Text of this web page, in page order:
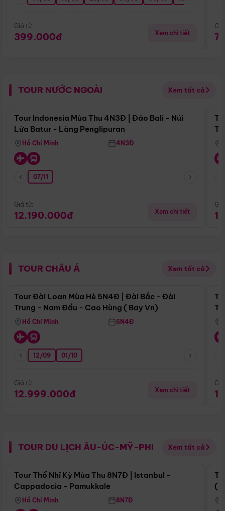
Giá từ:
399.000đ Xem chi tiết
TOUR NƯỚC NGOÀI Xem tất cả
Điểm nổi bật
Tour Indonesia Mùa Thu 4N3Đ | Đảo Bali - Núi
Lửa Batur - Làng Penglipuran
Hồ Chí Minh 4N3Đ
07/11
Giá từ:
12.190.000đ Xem chi tiết
TOUR CHÂU Á Xem tất cả
Điểm nổi bật
Tour Đài Loan Mùa Hè 5N4Đ | Đài Bắc - Đài
Trung - Nam Đầu - Cao Hùng ( Bay Vn)
Hồ Chí Minh 5N4Đ
12/09 01/10
Giá từ:
12.999.000đ Xem chi tiết
TOUR DU LỊCH ÂU-ÚC-MỸ-PHI Xem tất cả
Điểm nổi bật
Tour Thổ Nhĩ Kỳ Mùa Thu 8N7Đ | Istanbul -
Cappadocia - Pamukkale
Hồ Chí Minh 8N7Đ